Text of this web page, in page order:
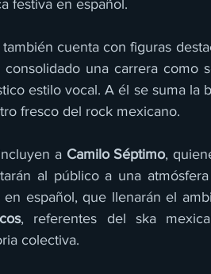
festiva en español.
cuenta con figuras
una carrera como
estilo vocal. A él se suma la
fresco del rock mexicano.
a Camilo Séptimo,
al público a una
español, que llenarán el
, referentes del ska
colectiva.